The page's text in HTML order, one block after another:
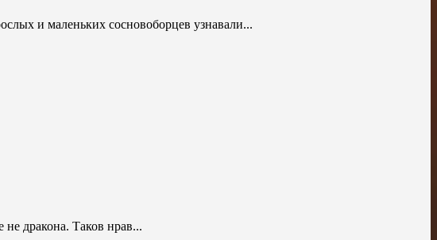
и маленьких сосновоборцев узнавали...
дракона. Таков нрав...